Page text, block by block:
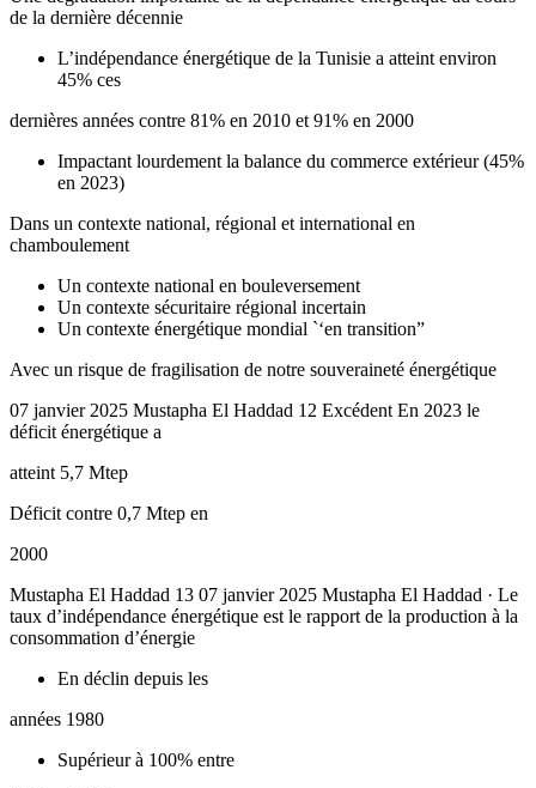
de la dernière décennie
L’indépendance énergétique de la Tunisie a atteint environ
45% ces
dernières années contre 81% en 2010 et 91% en 2000
Impactant lourdement la balance du commerce extérieur (45%
en 2023)
Dans un contexte national, régional et international en
chamboulement
Un contexte national en bouleversement
Un contexte sécuritaire régional incertain
Un contexte énergétique mondial `‘en transition”
Avec un risque de fragilisation de notre souveraineté énergétique
07 janvier 2025 Mustapha El Haddad 12 Excédent En 2023 le
déficit énergétique a
atteint 5,7 Mtep
Déficit contre 0,7 Mtep en
2000
Mustapha El Haddad 13 07 janvier 2025 Mustapha El Haddad · Le
taux d’indépendance énergétique est le rapport de la production à la
consommation d’énergie
En déclin depuis les
années 1980
Supérieur à 100% entre